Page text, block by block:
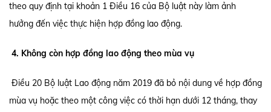
theo quy định tại khoản 1 Điều 16 của Bộ luật này làm ảnh
hưởng đến việc thực hiện hợp đồng lao động.
4. Không còn hợp đồng lao động theo mùa vụ
Điều 20 Bộ luật Lao động năm 2019 đã bỏ nội dung về hợp đồng
mùa vụ hoặc theo một công việc có thời hạn dưới 12 tháng, thay